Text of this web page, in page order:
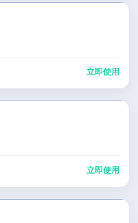
立即使用
立即使用